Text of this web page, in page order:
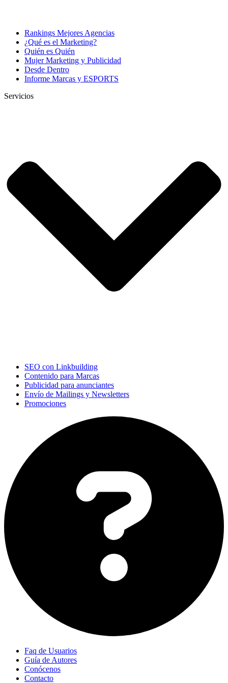
Rankings Mejores Agencias
¿Qué es el Marketing?
Quién es Quién
Mujer Marketing y Publicidad
Desde Dentro
Informe Marcas y ESPORTS
Servicios
SEO con Linkbuilding
Contenido para Marcas
Publicidad para anunciantes
Envío de Mailings y Newsletters
Promociones
Faq de Usuarios
Guía de Autores
Conócenos
Contacto